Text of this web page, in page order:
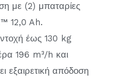
με (2) μπαταρίες
12,0 Ah.
έως 130 kg
196 m³/h και
εξαιρετική απόδοση